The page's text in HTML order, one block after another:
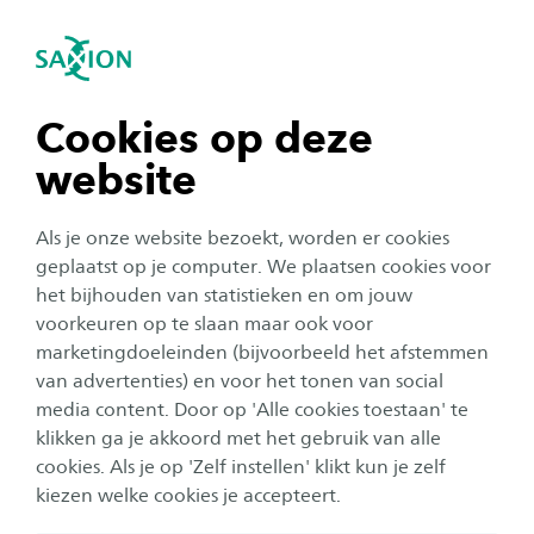
Cookies op deze
website
Als je onze website bezoekt, worden er cookies
geplaatst op je computer. We plaatsen cookies voor
het bijhouden van statistieken en om jouw
voorkeuren op te slaan maar ook voor
marketingdoeleinden (bijvoorbeeld het afstemmen
van advertenties) en voor het tonen van social
media content. Door op 'Alle cookies toestaan' te
klikken ga je akkoord met het gebruik van alle
cookies. Als je op 'Zelf instellen' klikt kun je zelf
kiezen welke cookies je accepteert.
Navigatie openen
tonen
tonen
tonen
tonen
sluiten
Ad Management
Subnavigatie tonen
Toelatingseisen 2026-2027
Om te beginnen met deze deeltijdopleiding
moet je voldoen aan de toelatingseisen. Kijk
hieronder welke vooropleiding, welk profiel en
welke vakken je nodig hebt voor toelating.
Daarnaast beschik je over een relevante
praktijkomgeving.
Persoonlijk Studieadvies op maat gesprek
Benieuwd of deze opleiding bij je past? Vraag dan
een Studieadvies op maat gesprek aan. Dit gesprek
is zowel informerend als adviserend.